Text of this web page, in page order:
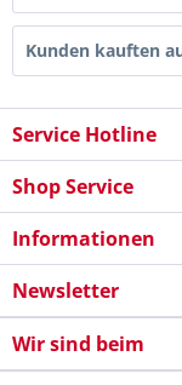
Kunden kauften
Service Hotline
Shop Service
Informationen
Newsletter
Wir sind beim